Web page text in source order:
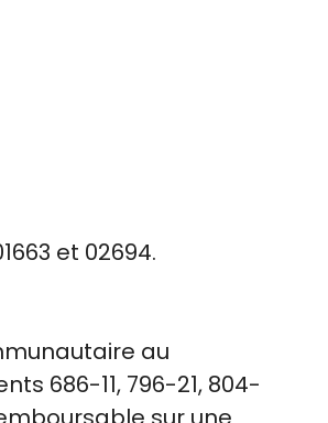
et 02694.
au
686-11, 796-21, 804-